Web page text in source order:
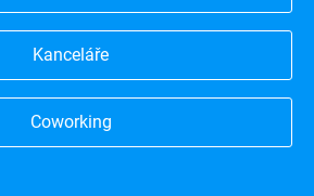
Kanceláře
Coworking